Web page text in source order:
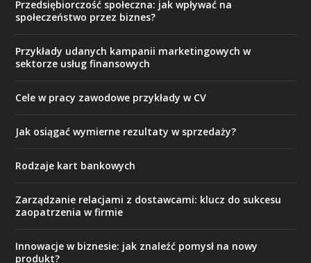
Przedsiębiorczość społeczna: jak wpływać na
społeczeństwo przez biznes?
Przykłady udanych kampanii marketingowych w
sektorze usług finansowych
Cele w pracy zawodowe przykłady w CV
Jak osiągać wymierne rezultaty w sprzedaży?
Rodzaje kart bankowych
Zarządzanie relacjami z dostawcami: klucz do sukcesu
zaopatrzenia w firmie
Innowacje w biznesie: jak znaleźć pomysł na nowy
produkt?